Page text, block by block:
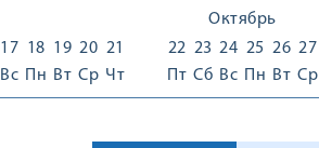
17
Вс
18
Пн
19
Вт
20
Ср
21
Чт
Октябрь
22
Пт
23
Сб
24
Вс
25
Пн
26
Вт
27
Ср